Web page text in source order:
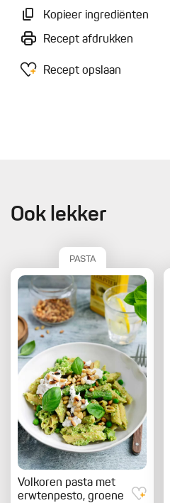
Kopieer ingrediënten
Recept afdrukken
Recept opslaan
Ook lekker
PASTA
Volkoren pasta met
erwtenpesto, groene